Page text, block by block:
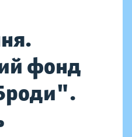
фонд